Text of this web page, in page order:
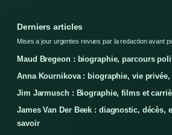
Derniers articles
Mises a jour urgentes revues par la redaction avant
Maud Bregeon : biographie, parcours
Anna Kournikova : biographie, vie privée,
Jim Jarmusch : Biographie, films et
James Van Der Beek : diagnostic, décès,
savoir